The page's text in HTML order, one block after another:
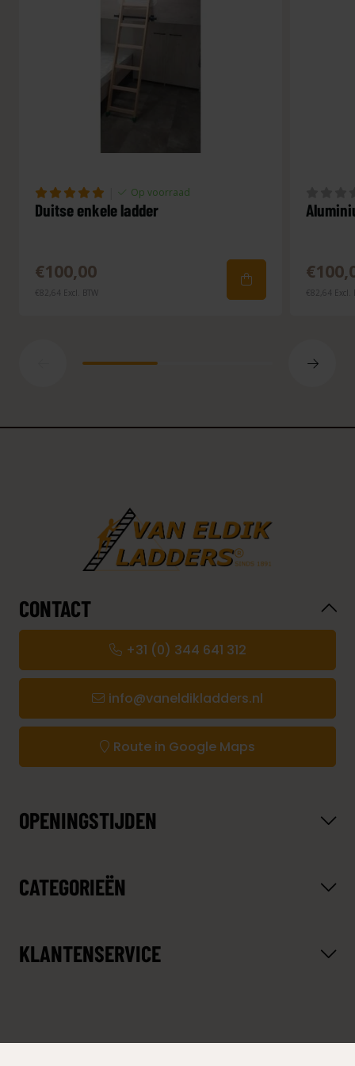
Op voorraad
Duitse enkele ladder
€100,00
€82,64 Excl. BTW €82,64 Excl.
CONTACT
+31 (0) 344 641 312
info@vaneldikladders.nl
Route in Google Maps
OPENINGSTIJDEN
CATEGORIEËN
KLANTENSERVICE